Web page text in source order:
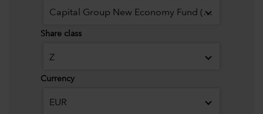
Capital Group New Economy Fund (LUX)
Share class
Z
Currency
EUR